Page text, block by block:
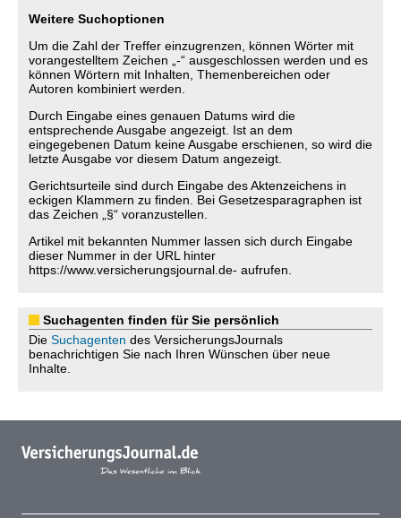
Weitere Suchoptionen
Um die Zahl der Treffer einzugrenzen, können Wörter mit
vorangestelltem Zeichen „-“ ausgeschlossen werden und es
können Wörtern mit Inhalten, Themenbereichen oder
Autoren kombiniert werden.
Durch Eingabe eines genauen Datums wird die
entsprechende Ausgabe angezeigt. Ist an dem
eingegebenen Datum keine Ausgabe erschienen, so wird die
letzte Ausgabe vor diesem Datum angezeigt.
Gerichtsurteile sind durch Eingabe des Aktenzeichens in
eckigen Klammern zu finden. Bei Gesetzesparagraphen ist
das Zeichen „§“ voranzustellen.
Artikel mit bekannten Nummer lassen sich durch Eingabe
dieser Nummer in der URL hinter
https://www.versicherungsjournal.de- aufrufen.
Suchagenten finden für Sie persönlich
Die Suchagenten des VersicherungsJournals
benachrichtigen Sie nach Ihren Wünschen über neue
Inhalte.